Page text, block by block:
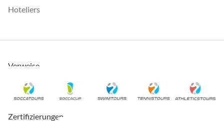
Hoteliers
Verweise
Zertifizierungen